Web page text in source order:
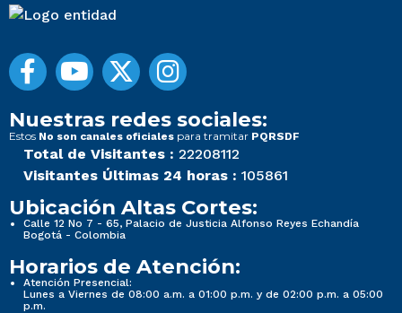
Nuestras redes sociales:
Estos No son canales oficiales para tramitar PQRSDF
Total de Visitantes : 22208112
Visitantes Últimas 24 horas : 105861
Ubicación Altas Cortes:
Calle 12 No 7 - 65, Palacio de Justicia Alfonso Reyes Echandía
Bogotá - Colombia
Horarios de Atención:
Atención Presencial:
Lunes a Viernes de 08:00 a.m. a 01:00 p.m. y de 02:00 p.m. a 05:00
p.m.